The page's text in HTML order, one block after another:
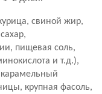
свиной жир,
пищевая соль,
и т.д.),
карамельный
крупная фасоль,